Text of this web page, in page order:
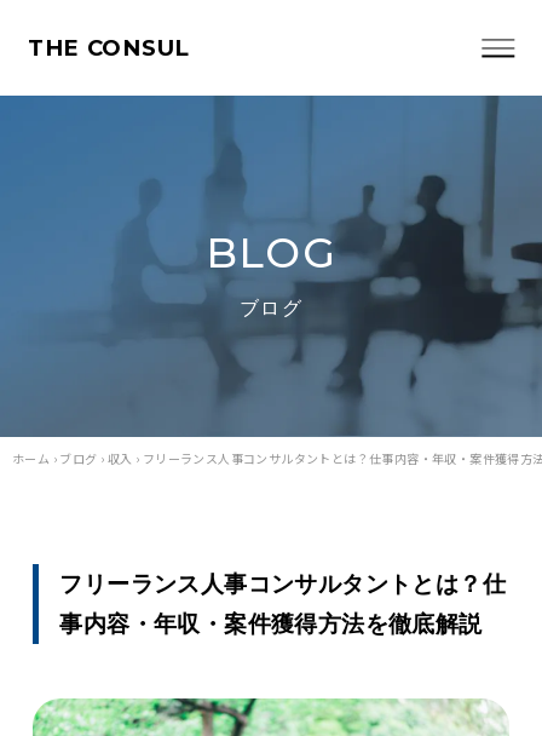
THE CONSUL
BLOG
ブログ
ホーム › ブログ › 収入 › フリーランス人事コンサルタントとは？仕事内容・年収・案件獲得方
フリーランス人事コンサルタントとは？仕
事内容・年収・案件獲得方法を徹底解説